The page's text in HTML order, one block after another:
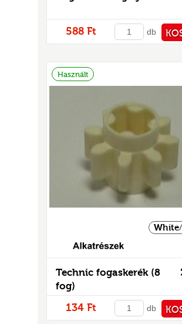
588 Ft db
Használt
Technic fogaskerék (8
fog)
134 Ft db